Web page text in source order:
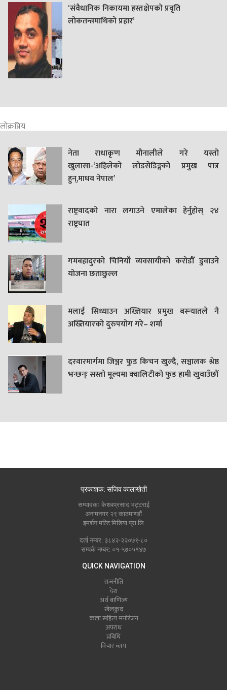
‘संवैधानिक निकायमा हस्तक्षेपको प्रवृति
लोकतन्त्रमाथिको प्रहार’
लोक्रप्रिय
नेता राधाकृण मौनालीले गरे यस्तो
खुलासा-‘अहिलेको लोडसेडिङ्गको प्रमुख पात्र
हुन्,माधव नेपाल’
राष्ट्रवादको नारा लगाउने एमालेका हेर्नुहोस् २४
राष्ट्रघात
गमबहादुरकाे चिनियाँ व्यवसायीको करोडौँ डुवाउने
याेजना छताछुल्ल
मलाई सिध्याउन अख्तियार प्रमुख बस्न्यातले नै
अख्तियारको दुरुपयोग गरे– शर्मा
दरवारमार्गमा जिञ्जर फुड किचन खुल्दै, सञ्चालक श्रेष्ठ
भन्छन्ः सस्तो मूल्यमा क्वालिटीको फुड हामी खुवाउँछौं
प्रकाशक: सजिव कालाखेती
सम्पादकः केशवप्रसाद भट्टराई
अनामनगर २९ काठमाण्डौं
इमर्शन मल्टि मिडिया प्रा लि
दर्ता नम्बर: ३८४२-२२०७९-८०
सम्पर्क नम्बर: ०१-५७०५१४७
QUICK NAVIGATION
राजनीति
देश
अर्थ बाणिज्य
खेलकुद
कला सहित्य मनोरंजन
अपराध
प्रबिधि
विचार ब्लग